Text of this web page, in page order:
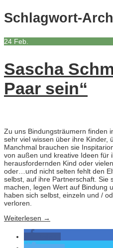
Schlagwort-
24 Feb.
Sascha
Paar sein“
Zu uns Bindungsträumern finden
sehr viel wissen über ihre Kinder,
Manchmal brauchen sie
von außen und kreative Ideen für
herausfordernden Kind oder
oder…und nicht selten fehlt den
selbst, auf ihre Partnerschaft. Sie
machen, legen Wert auf Bindung
haben sich selbst, einzeln und /
verloren.
Weiterlesen →